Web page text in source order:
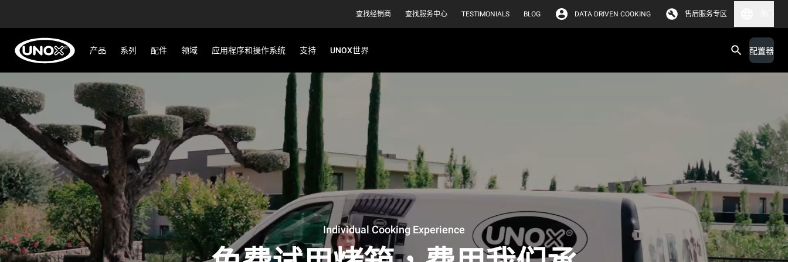
查找经销商 查找服务中心 TESTIMONIALS BLOG DATA DRIVEN COOKING 售后服务专区
产品 系列 配件 领域 应用程序和操作系统 支持 UNOX世界 配置器
Individual Cooking Experience